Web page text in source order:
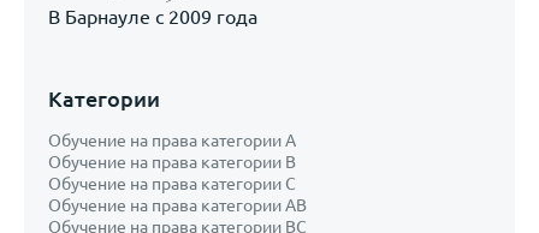
В Барнауле с 2009 года
Категории
Обучение на права категории A
Обучение на права категории B
Обучение на права категории С
Обучение на права категории AB
Обучение на права категории ВС